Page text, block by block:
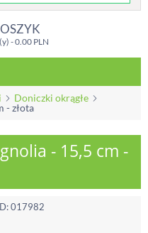
-0.00PLN
Doniczki okrągłe
- złota
- 15,5 cm -
017982